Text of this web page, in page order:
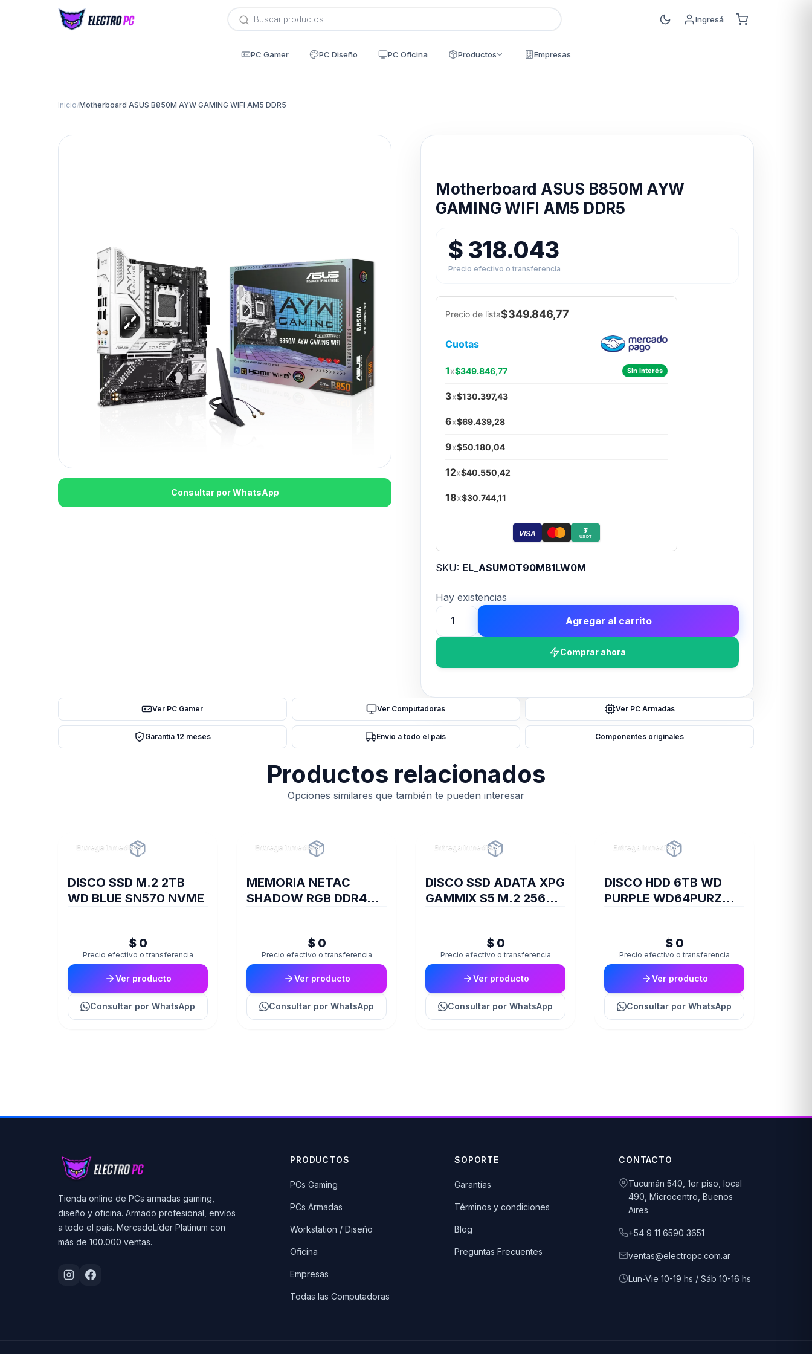
Búsqueda
de
productos
Ingresá
PC Gamer PC Diseño PC Oficina Productos Empresas
Inicio/Motherboard ASUS B850M AYW GAMING WIFI AM5 DDR5
Consultar por WhatsApp
Motherboard ASUS B850M AYW
GAMING WIFI AM5 DDR5
$ 318.043
Precio efectivo o transferencia
Precio de lista$349.846,77
Cuotas
1x$349.846,77 Sin interés
3x$130.397,43
6x$69.439,28
9x$50.180,04
12x$40.550,42
18x$30.744,11
VISA ₮
USDT
SKU: EL_ASUMOT90MB1LW0M
Hay existencias
Motherboard
ASUS
AM5
DDR5
cantidad
Agregar al carrito
Comprar ahora
Ver PC Gamer Ver Computadoras Ver PC Armadas
Garantía 12 meses Envío a todo el país Componentes originales
Productos relacionados
Opciones similares que también te pueden interesar
Entrega inmediata
DISCO SSD M.2 2TB
WD BLUE SN570 NVME
$ 0
Precio efectivo o transferencia
Ver producto
Consultar por WhatsApp
Entrega inmediata
MEMORIA NETAC
SHADOW RGB DDR4
$ 0
Precio efectivo o transferencia
Ver producto
Consultar por WhatsApp
Entrega inmediata
DISCO SSD ADATA XPG
GAMMIX S5 M.2 256GB
$ 0
Precio efectivo o transferencia
Ver producto
Consultar por WhatsApp
Entrega inmediata
DISCO HDD 6TB WD
PURPLE WD64PURZ
$ 0
Precio efectivo o transferencia
Ver producto
Consultar por WhatsApp
Tienda online de PCs armadas gaming,
diseño y oficina. Armado profesional, envíos
a todo el país. MercadoLíder Platinum con
más de 100.000 ventas.
PRODUCTOS
PCs Gaming
PCs Armadas
Workstation / Diseño
Oficina
Empresas
Todas las Computadoras
SOPORTE
Garantías
Términos y condiciones
Blog
Preguntas Frecuentes
CONTACTO
Tucumán 540, 1er piso, local
490, Microcentro, Buenos
Aires
+54 9 11 6590 3651
ventas@electropc.com.ar
Lun-Vie 10-19 hs / Sáb 10-16 hs